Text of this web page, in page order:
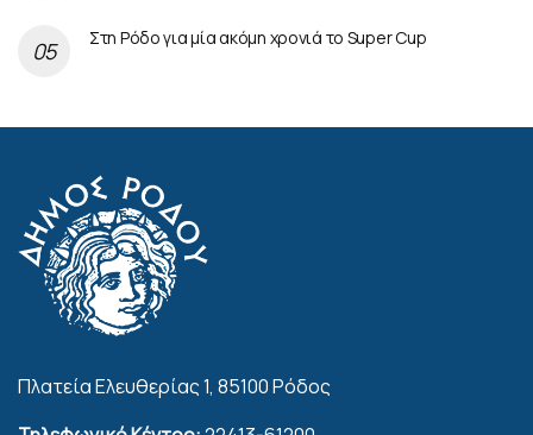
Στη Ρόδο για μία ακόμη χρονιά το Super Cup
Πλατεία Ελευθερίας 1, 85100 Ρόδος